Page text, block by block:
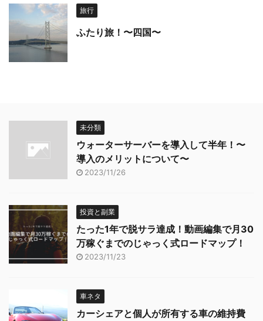
旅行
ふたり旅！〜四国〜
未分類
ウォーターサーバーを導入して半年！〜
導入のメリットについて〜
2023/11/26
投資と副業
たった1年で脱サラ達成！動画編集で月30
万稼ぐまでのじゃっく式ロードマップ！
2023/11/23
車ネタ
カーシェアと個人が所有する車の維持費